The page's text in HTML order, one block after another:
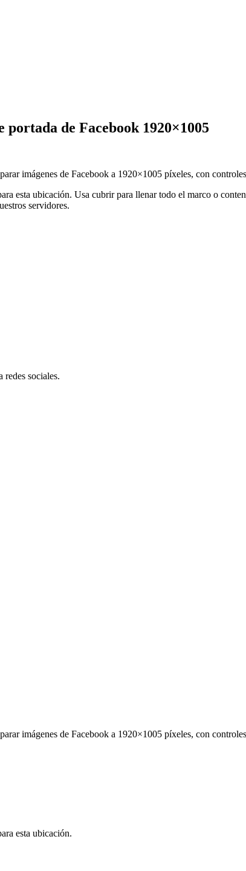
de Facebook 1920×1005
imágenes de Facebook a 1920×1005 píxeles, con
esta ubicación. Usa cubrir para llenar todo el marco o
servidores.
redes sociales.
imágenes de Facebook a 1920×1005 píxeles, con
esta ubicación.